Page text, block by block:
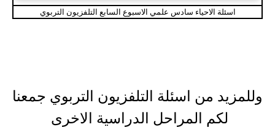
اسئلة الاحياء سادس علمي الاسبوع السابع التلفزيون التربوي
وللمزيد من اسئلة التلفزيون التربوي جمعنا
لكم المراحل الدراسية الاخرى